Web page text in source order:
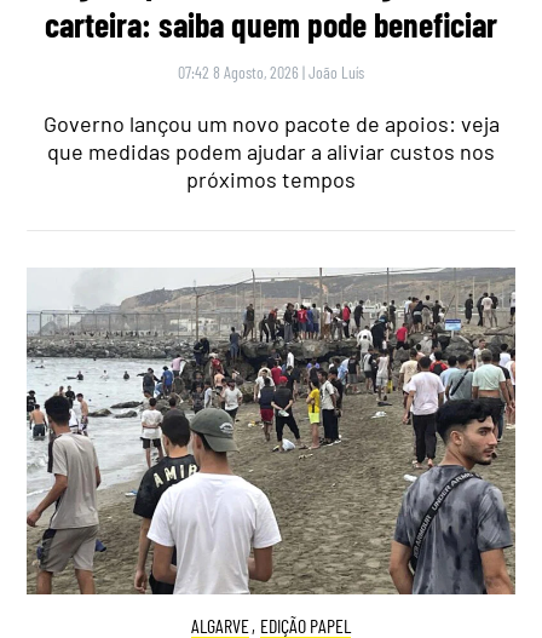
carteira: saiba quem pode beneficiar
07:42 8 Agosto, 2026 |João Luís
Governo lançou um novo pacote de apoios: veja
que medidas podem ajudar a aliviar custos nos
próximos tempos
ALGARVE, EDIÇÃO PAPEL